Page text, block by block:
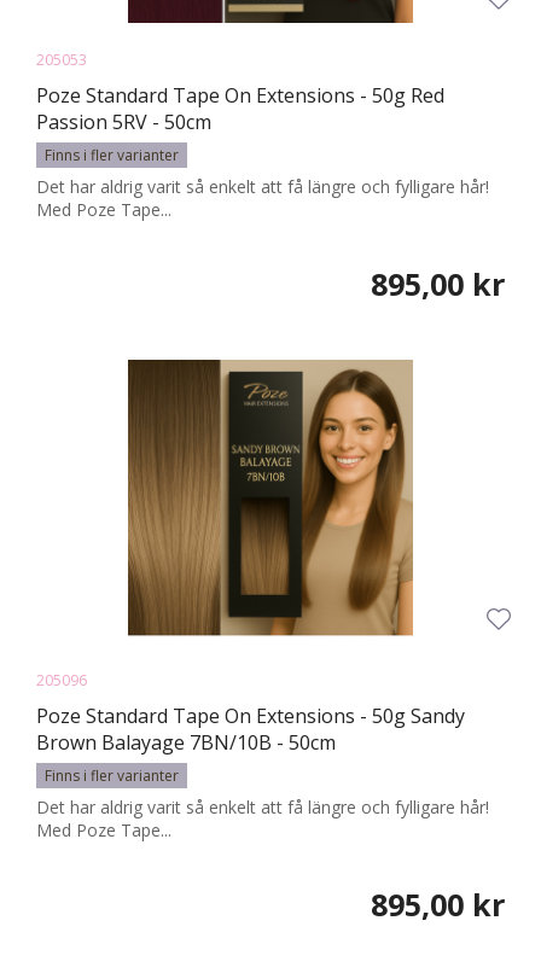
205053
Poze Standard Tape On Extensions - 50g Red
Passion 5RV - 50cm
Finns i fler varianter
Det har aldrig varit så enkelt att få längre och fylligare hår!
Med Poze Tape...
895,00 kr
205096
Poze Standard Tape On Extensions - 50g Sandy
Brown Balayage 7BN/10B - 50cm
Finns i fler varianter
Det har aldrig varit så enkelt att få längre och fylligare hår!
Med Poze Tape...
895,00 kr